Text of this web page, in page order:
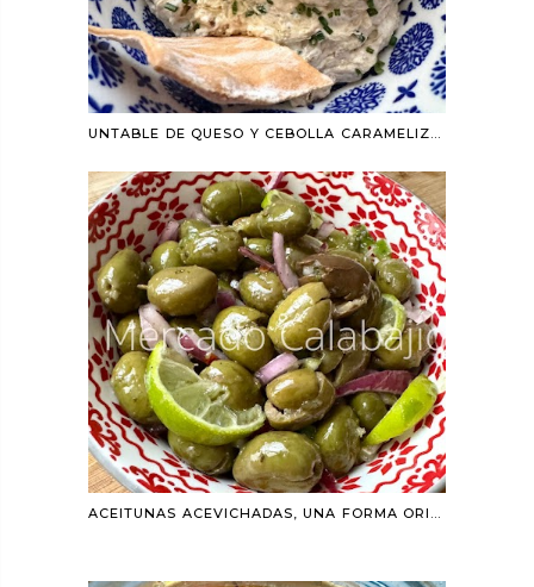
UNTABLE DE QUESO Y CEBOLLA CARAMELIZADA (DIPEO)
ACEITUNAS ACEVICHADAS, UNA FORMA ORIGINAL DE ALIÑO